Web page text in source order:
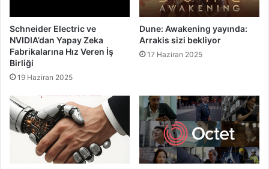
Schneider Electric ve
NVIDIA’dan Yapay Zeka
Fabrikalarına Hız Veren İş
Birliği
19 Haziran 2025
Dune: Awakening yayında:
Arrakis sizi bekliyor
17 Haziran 2025